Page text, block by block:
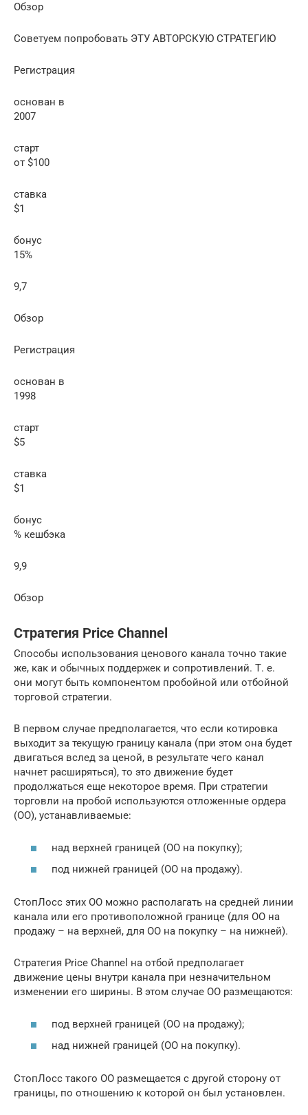
Обзор
Советуем попробовать ЭТУ АВТОРСКУЮ СТРАТЕГИЮ
Регистрация
основан в
2007
старт
от $100
ставка
$1
бонус
15%
9,7
Обзор
Регистрация
основан в
1998
старт
$5
ставка
$1
бонус
% кешбэка
9,9
Обзор
Стратегия Price Channel
Способы использования ценового канала точно такие
же, как и обычных поддержек и сопротивлений. Т. е.
они могут быть компонентом пробойной или отбойной
торговой стратегии.
В первом случае предполагается, что если котировка
выходит за текущую границу канала (при этом она будет
двигаться вслед за ценой, в результате чего канал
начнет расширяться), то это движение будет
продолжаться еще некоторое время. При стратегии
торговли на пробой используются отложенные ордера
(ОО), устанавливаемые:
над верхней границей (ОО на покупку);
под нижней границей (ОО на продажу).
СтопЛосс этих ОО можно располагать на средней линии
канала или его противоположной границе (для ОО на
продажу – на верхней, для ОО на покупку – на нижней).
Стратегия Price Channel на отбой предполагает
движение цены внутри канала при незначительном
изменении его ширины. В этом случае ОО размещаются:
под верхней границей (ОО на продажу);
над нижней границей (ОО на покупку).
СтопЛосс такого ОО размещается с другой сторону от
границы, по отношению к которой он был установлен.